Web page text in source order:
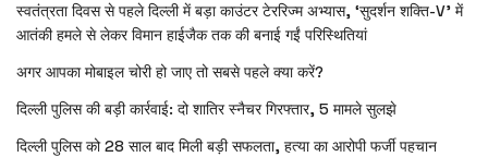
स्वतंत्रता दिवस से पहले दिल्ली में बड़ा काउंटर टेररिज्म अभ्यास, ‘सुदर्शन शक्ति-V’ में
आतंकी हमले से लेकर विमान हाईजैक तक की बनाई गईं परिस्थितियां
अगर आपका मोबाइल चोरी हो जाए तो सबसे पहले क्या करें?
दिल्ली पुलिस की बड़ी कार्रवाई: दो शातिर स्नैचर गिरफ्तार, 5 मामले सुलझे
दिल्ली पुलिस को 28 साल बाद मिली बड़ी सफलता, हत्या का आरोपी फर्जी पहचान